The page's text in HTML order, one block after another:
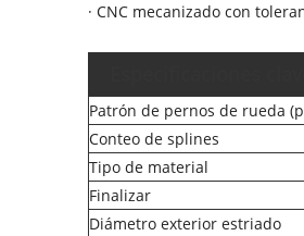
· CNC mecanizado con
Patrón de pernos de rueda
Conteo de splines
Tipo de material
Finalizar
Diámetro exterior estriado